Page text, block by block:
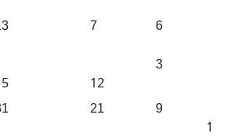
7 6
12
3
21 9
1